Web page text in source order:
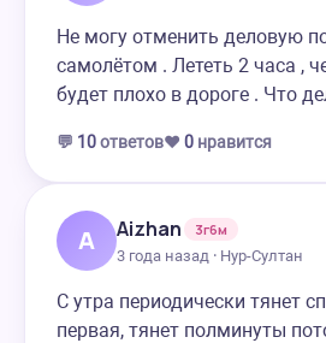
Не могу отменить деловую
самолётом . Лететь 2 часа ,
будет плохо в дороге . Что
💬 10ответов❤️ 0 нравится
A Aizhan
3г6м
3 года назад · Нур-Султан
С утра периодически тянет
первая, тянет полминуты